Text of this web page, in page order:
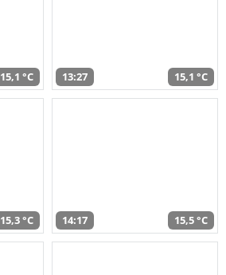
15,1 °C 13:27 15,1 °C
15,3 °C 14:17 15,5 °C